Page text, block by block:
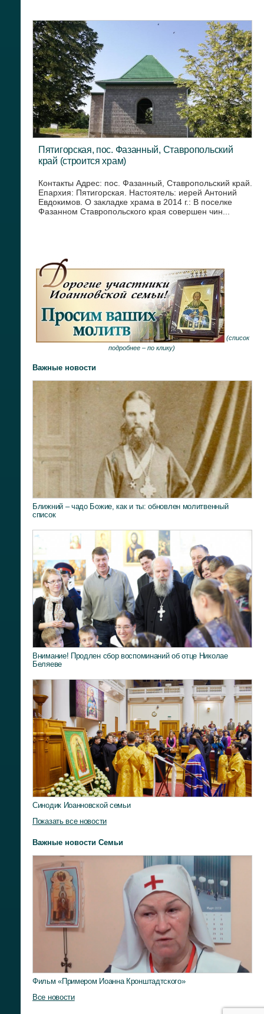
Пятигорская, пос. Фазанный, Ставропольский
край (строится храм)
Контакты Адрес: пос. Фазанный, Ставропольский край.
Епархия: Пятигорская. Настоятель: иерей Антоний
Евдокимов. О закладке храма в 2014 г.: В поселке
Фазанном Ставропольского края совершен чин...
(список
подробнее – по клику)
Важные новости
Ближний – чадо Божие, как и ты: обновлен молитвенный
список
Внимание! Продлен сбор воспоминаний об отце Николае
Беляеве
Синодик Иоанновской семьи
Показать все новости
Важные новости Семьи
Фильм «Примером Иоанна Кронштадтского»
Все новости